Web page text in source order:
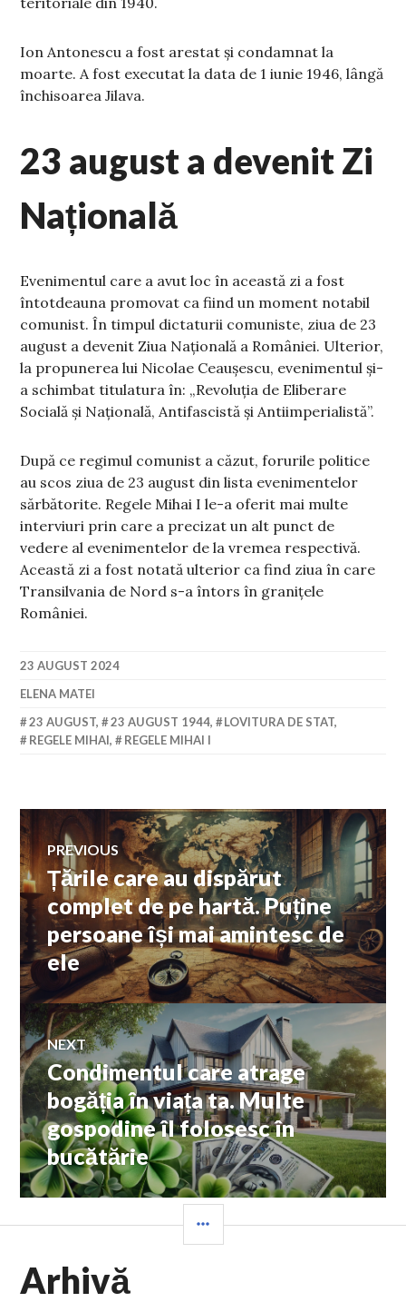
Ion Antonescu a fost arestat și condamnat la
moarte. A fost executat la data de 1 iunie 1946, lângă
închisoarea Jilava.
23 august a devenit Zi
Națională
Evenimentul care a avut loc în această zi a fost
întotdeauna promovat ca fiind un moment notabil
comunist. În timpul dictaturii comuniste, ziua de 23
august a devenit Ziua Națională a României. Ulterior,
la propunerea lui Nicolae Ceaușescu, evenimentul și-
a schimbat titulatura în: „Revoluția de Eliberare
Socială și Națională, Antifascistă și Antiimperialistă”.
După ce regimul comunist a căzut, forurile politice
au scos ziua de 23 august din lista evenimentelor
sărbătorite. Regele Mihai I le-a oferit mai multe
interviuri prin care a precizat un alt punct de
vedere al evenimentelor de la vremea respectivă.
Această zi a fost notată ulterior ca find ziua în care
Transilvania de Nord s-a întors în granițele
României.
23 AUGUST 2024
ELENA MATEI
23 AUGUST, 23 AUGUST 1944, LOVITURA DE STAT,
REGELE MIHAI, REGELE MIHAI I
Navigare
în
articole
PREVIOUS
Previous
post:
Țările care au dispărut
complet de pe hartă. Puține
persoane își mai amintesc de
ele
NEXT
Next
post:
Condimentul care atrage
bogăția în viața ta. Multe
gospodine îl folosesc în
bucătărie
Arhivă